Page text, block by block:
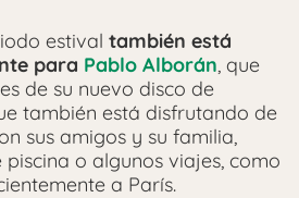
estival también está
para Pablo Alborán, que
de su nuevo disco de
también está disfrutando de
sus amigos y su familia,
o algunos viajes, como
a París.